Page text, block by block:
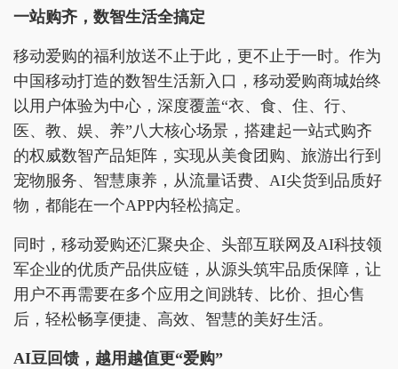
一站购齐，数智生活全搞定
移动爱购的福利放送不止于此，更不止于一时。作为
中国移动打造的数智生活新入口，移动爱购商城始终
以用户体验为中心，深度覆盖“衣、食、住、行、
医、教、娱、养”八大核心场景，搭建起一站式购齐
的权威数智产品矩阵，实现从美食团购、旅游出行到
宠物服务、智慧康养，从流量话费、AI尖货到品质好
物，都能在一个APP内轻松搞定。
同时，移动爱购还汇聚央企、头部互联网及AI科技领
军企业的优质产品供应链，从源头筑牢品质保障，让
用户不再需要在多个应用之间跳转、比价、担心售
后，轻松畅享便捷、高效、智慧的美好生活。
AI豆回馈，越用越值更“爱购”